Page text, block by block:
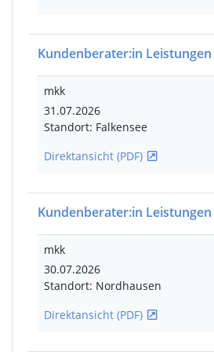
Kundenberater:in Leistungen
mkk
31.07.2026
Standort: Falkensee
Direktansicht (PDF)
Kundenberater:in Leistungen
mkk
30.07.2026
Standort: Nordhausen
Direktansicht (PDF)